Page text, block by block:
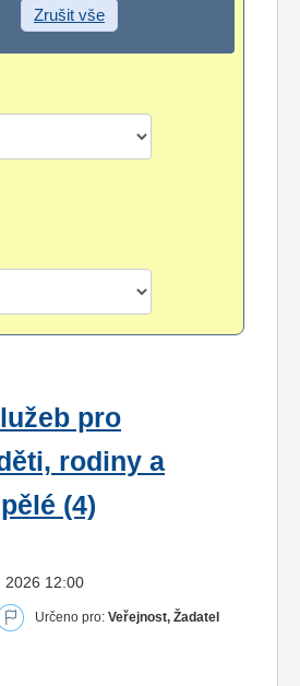
Zrušit vše
pro
rodiny a
(4)
2026 12:00
Určeno pro: Veřejnost, Žadatel